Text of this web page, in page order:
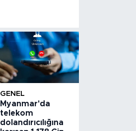
GENEL
Myanmar'da
telekom
dolandırıcılığına